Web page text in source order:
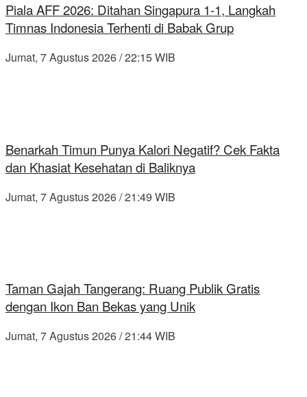
Piala AFF 2026: Ditahan Singapura 1-1, Langkah
Timnas Indonesia Terhenti di Babak Grup
Jumat, 7 Agustus 2026 / 22:15 WIB
Benarkah Timun Punya Kalori Negatif? Cek Fakta
dan Khasiat Kesehatan di Baliknya
Jumat, 7 Agustus 2026 / 21:49 WIB
Taman Gajah Tangerang: Ruang Publik Gratis
dengan Ikon Ban Bekas yang Unik
Jumat, 7 Agustus 2026 / 21:44 WIB